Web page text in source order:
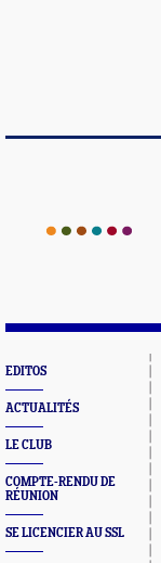
EDITOS
ACTUALITÉS
LE CLUB
COMPTE-RENDU DE
RÉUNION
SE LICENCIER AU SSL